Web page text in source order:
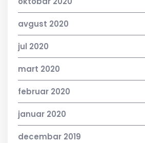
avgust 2020
jul 2020
mart 2020
februar 2020
januar 2020
decembar 2019